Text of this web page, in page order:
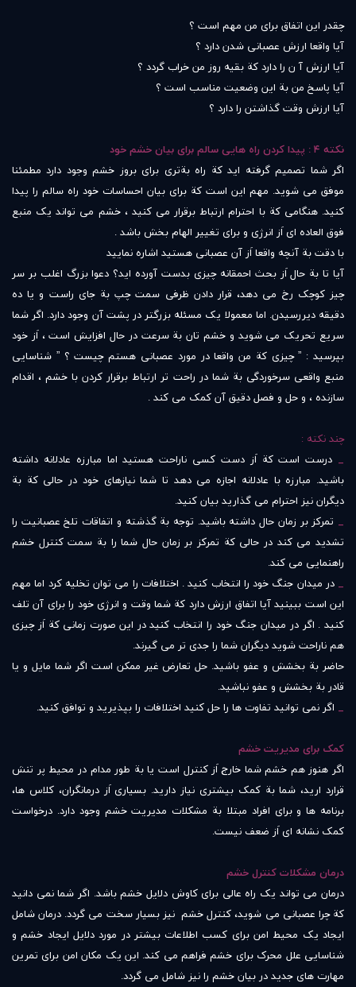
چقدر این اتفاق برای من مهم است ؟
آیا واقعا ارزش عصبانی شدن دارد ؟
آیا ارزش آ ن را دارد کة بقیه روز من خراب گردد ؟
آیا پاسخ من بة این وضعیت مناسب است ؟
آیا ارزش وقت گذاشتن را دارد ؟
نکته ۴ : پیدا کردن راه هایی سالم برای بیان خشم خود
اگر شما تصمیم گرفته اید کة راه بةتری برای بروز خشم وجود دارد مطمئنا
موفق می شوید. مهم این است کة برای بیان احساسات خود راه سالم را پیدا
کنید. هنگامی کة با احترام ارتباط برقرار می کنید ، خشم می تواند یک منبع
فوق العاده ای اَز انرژی و برای تغییر الهام بخش باشد .
با دقت بة آنچه واقعا اَز آن عصبانی هستید اشاره نمایید
آیا تا بة حال اَز بحث احمقانه چیزی بدست آورده اید؟ دعوا بزرگ اغلب بر سر
چیز کوچک رخ می دهد، قرار دادن ظرفی سمت چپ بة جای راست و یا ده
دقیقه دیررسیدن. اما معمولا یک مسئله بزرگتر در پشت آن وجود دارد. اگر شما
سریع تحریک می شوید و خشم تان بة سرعت در حال افزایش است ، اَز خود
بپرسید : ” چیزی کة من واقعا در مورد عصبانی هستم چیست ؟ ” شناسایی
منبع واقعی سرخوردگی بة شما در راحت تر ارتباط برقرار کردن با خشم ، اقدام
سازنده ، و حل و فصل دقیق آن کمک می کند .
چند نکته :
_ درست است کة اَز دست کسی ناراحت هستید اما مبارزه عادلانه داشته
باشید. مبارزه با عادلانه اجازه می دهد تا شما نیازهای خود در حالی کة بة
دیگران نیز احترام می گذارید بیان کنید.
_ تمرکز بر زمان حال داشته باشید. توجه بة گذشته و اتفاقات تلخ عصبانیت را
تشدید می کند در حالی کة تمرکز بر زمان حال شما را بة سمت کنترل خشم
راهنمایی می کند.
_ در میدان جنگ خود را انتخاب کنید . اختلافات را می توان تخلیه کرد اما مهم
این است ببینید آیا اتفاق ارزش دارد کة شما وقت و انرژی خود را برای آن تلف
کنید . اگر در میدان جنگ خود را انتخاب کنید در این صورت زمانی کة اَز چیزی
هم ناراحت شوید دیگران شما را جدی تر می گیرند.
حاضر بة بخشش و عفو باشید. حل تعارض غیر ممکن است اگر شما مایل و یا
قادر بة بخشش و عفو نباشید.
_ اگر نمی توانید تفاوت ها را حل کنید اختلافات را بپذیرید و توافق کنید.
کمک برای مدیریت خشم
اگر هنوز هم خشم شما خارج اَز کنترل است یا بة طور مدام در محیط پر تنش
قرارد ارید، شما بة کمک بیشتری نیاز دارید. بسیاری اَز درمانگران، کلاس ها،
برنامه ها و برای افراد مبتلا بة مشکلات مدیریت خشم وجود دارد. درخواست
کمک نشانه ای اَز ضعف نیست.
درمان مشکلات کنترل خشم
درمان می تواند یک راه عالی برای کاوش دلایل خشم باشد. اگر شما نمی دانید
کة چرا عصبانی می شوید، کنترل خشم نیز بسیار سخت می گردد. درمان شامل
ایجاد یک محیط امن برای کسب اطلاعات بیشتر در مورد دلایل ایجاد خشم و
شناسایی علل محرک برای خشم فراهم می کند. این یک مکان امن برای تمرین
مهارت های جدید در بیان خشم را نیز شامل می گردد.